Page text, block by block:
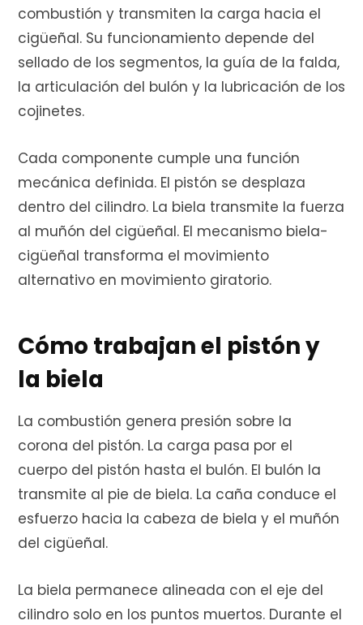
p
combustión y transmiten la carga hacia el
cigüeñal. Su funcionamiento depende del
sellado de los segmentos, la guía de la falda,
la articulación del bulón y la lubricación de los
cojinetes.
Cada componente cumple una función
mecánica definida. El pistón se desplaza
dentro del cilindro. La biela transmite la fuerza
al muñón del cigüeñal. El mecanismo biela-
cigüeñal transforma el movimiento
alternativo en movimiento giratorio.
Cómo trabajan el pistón y
la biela
La combustión genera presión sobre la
corona del pistón. La carga pasa por el
cuerpo del pistón hasta el bulón. El bulón la
transmite al pie de biela. La caña conduce el
esfuerzo hacia la cabeza de biela y el muñón
del cigüeñal.
La biela permanece alineada con el eje del
cilindro solo en los puntos muertos. Durante el